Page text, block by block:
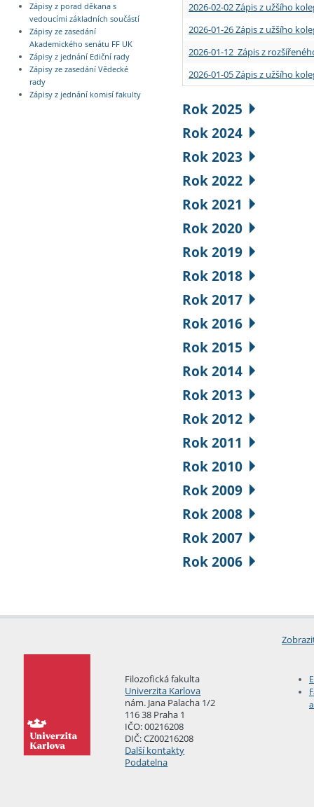
Zápisy z porad děkana s
vedoucími základních součástí
Zápisy ze zasedání
Akademického senátu FF UK
Zápisy z jednání Ediční rady
Zápisy ze zasedání Vědecké
rady
Zápisy z jednání komisí fakulty
2026-02-02 Zápis z užšího
2026-01-26 Zápis z užšího
2026-01-12 Zápis z
2026-01-05 Zápis z užšího
Rok 2025
Rok 2024
Rok 2023
Rok 2022
Rok 2021
Rok 2020
Rok 2019
Rok 2018
Rok 2017
Rok 2016
Rok 2015
Rok 2014
Rok 2013
Rok 2012
Rok 2011
Rok 2010
Rok 2009
Rok 2008
Rok 2007
Rok 2006
Filozofická fakulta
Univerzita Karlova
nám. Jana Palacha 1/2
116 38 Praha 1
IČO: 00216208
DIČ: CZ00216208
Další kontakty
Podatelna